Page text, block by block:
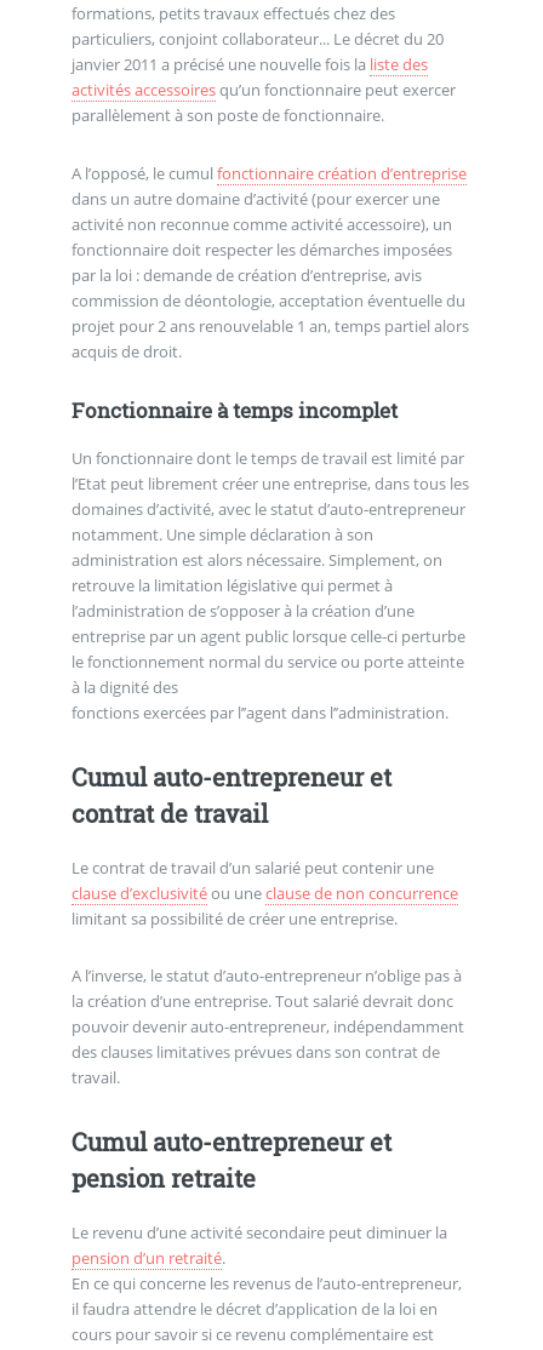
formations, petits travaux effectués chez des
particuliers, conjoint collaborateur... Le décret du 20
janvier 2011 a précisé une nouvelle fois la liste des
activités accessoiresqu’un fonctionnaire peut exercer
parallèlement à son poste de fonctionnaire.
A l’opposé, le cumul fonctionnaire création d’entreprise
dans un autre domaine d’activité (pour exercer une
activité non reconnue comme activité accessoire), un
fonctionnaire doit respecter les démarches imposées
par la loi : demande de création d’entreprise, avis
commission de déontologie, acceptation éventuelle du
projet pour 2 ans renouvelable 1 an, temps partiel alors
acquis de droit.
Fonctionnaire à temps incomplet
Un fonctionnaire dont le temps de travail est limité par
l’Etat peut librement créer une entreprise, dans tous les
domaines d’activité, avec le statut d’auto-entrepreneur
notamment. Une simple déclaration à son
administration est alors nécessaire. Simplement, on
retrouve la limitation législative qui permet à
l’administration de s’opposer à la création d’une
entreprise par un agent public lorsque celle-ci perturbe
le fonctionnement normal du service ou porte atteinte
à la dignité des
fonctions exercées par l’’agent dans l’’administration.
Cumul auto-entrepreneur et
contrat de travail
Le contrat de travail d’un salarié peut contenir une
clause d’exclusivitéou uneclause de non concurrence
limitant sa possibilité de créer une entreprise.
A l’inverse, le statut d’auto-entrepreneur n’oblige pas à
la création d’une entreprise. Tout salarié devrait donc
pouvoir devenir auto-entrepreneur, indépendamment
des clauses limitatives prévues dans son contrat de
travail.
Cumul auto-entrepreneur et
pension retraite
Le revenu d’une activité secondaire peut diminuer la
pension d’un retraité.
En ce qui concerne les revenus de l’auto-entrepreneur,
il faudra attendre le décret d’application de la loi en
cours pour savoir si ce revenu complémentaire est